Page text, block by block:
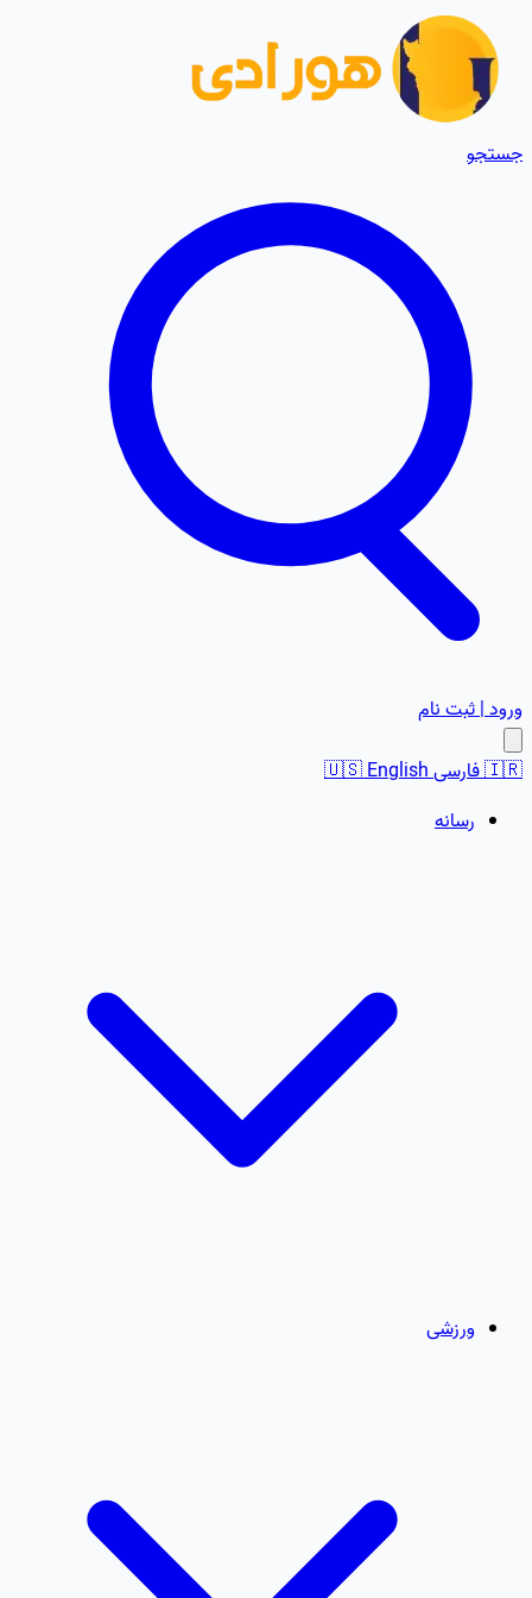
جستجو
ورود | ثبت نام
🇮🇷فارسی 🇺🇸English
رسانه
ورزشی